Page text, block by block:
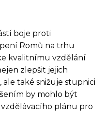
boje proti
Romů na trhu
kvalitnímu vzdělání
zlepšit jejich
také snižuje stupnici
by mohlo být
plánu pro